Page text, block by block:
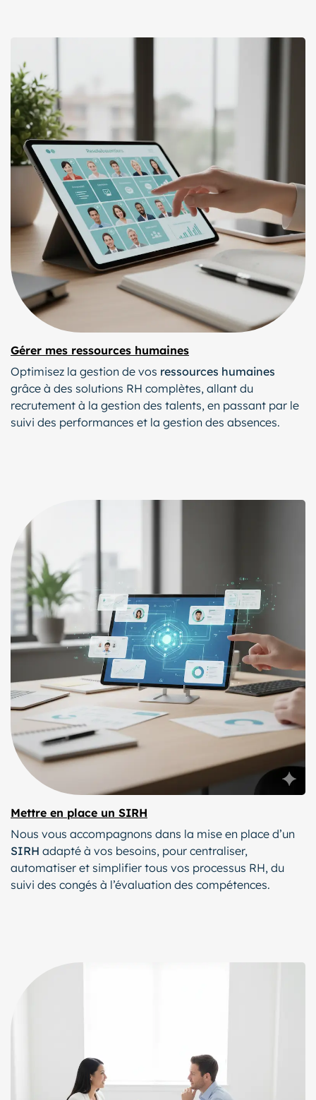
Gérer mes ressources humaines
Optimisez la gestion de vos ressources humaines
grâce à des solutions RH complètes, allant du
recrutement à la gestion des talents, en passant par le
suivi des performances et la gestion des absences.
Mettre en place un SIRH
Nous vous accompagnons dans la mise en place d’un
SIRH adapté à vos besoins, pour centraliser,
automatiser et simplifier tous vos processus RH, du
suivi des congés à l’évaluation des compétences.